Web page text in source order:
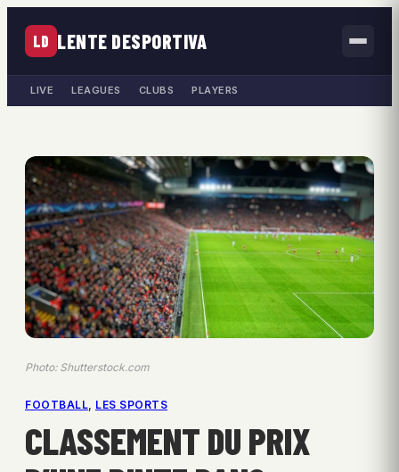
LD LENTE DESPORTIVA
LIVE LEAGUES CLUBS PLAYERS
Photo: Shutterstock.com
FOOTBALL, LES SPORTS
CLASSEMENT DU PRIX